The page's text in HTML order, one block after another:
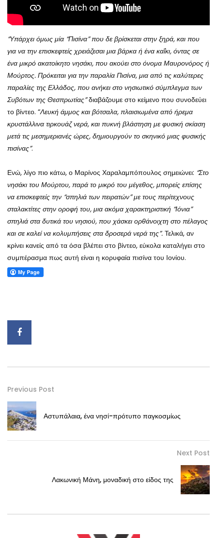
“Υπάρχει όμως μία “Πισίνα” που δε βρίσκεται στην ξηρά, και που
για να την επισκεφτείς χρειάζεσαι μια βάρκα ή ένα καΐκι, όντας σε
ένα μικρό ακατοίκητο νησάκι, που ακούει στο όνομα Μαυρονόρος ή
Μούρτος. Πρόκειται για την παραλία Πισίνα, μια από τις καλύτερες
παραλίες της Ελλάδος, που ανήκει στο νησιωτικό σύμπλεγμα των
Συβότων της Θεσπρωτίας”διαβάζουμε στο κείμενο που συνοδεύει
το βίντεο. “Λευκή άμμος και βότσαλα, πλαισιωμένα από ήρεμα
κρυστάλλινα τιρκουάζ νερά, και πυκνή βλάστηση με φυσική σκίαση
μετά τις μεσημεριανές ώρες, δημιουργούν το σκηνικό μιας φυσικής
πισίνας”.
Ενώ, λίγο πιο κάτω, ο Μαρίνος Χαραλαμπόπουλος σημειώνει: “Στο
νησάκι του Μούρτου, παρά το μικρό του μέγεθος, μπορείς επίσης
να επισκεφτείς την “σπηλιά των πειρατών” με τους περίτεχνους
σταλακτίτες στην οροφή του, μια ακόμα χαρακτηριστική “Ιόνια”
σπηλιά στα δυτικά του νησιού, που χάσκει ορθάνοιχτη στο πέλαγος
και σε καλεί να κολυμπήσεις στα δροσερά νερά της”. Τελικά, αν
κρίνει κανείς από τα όσα βλέπει στο βίντεο, εύκολα καταλήγει στο
συμπέρασμα πως αυτή είναι η κορυφαία πισίνα του Ιονίου.
Previous Post
Αστυπάλαια, ένα νησί-πρότυπο παγκοσμίως
Next Post
Λακωνική Μάνη, μοναδική στο είδος της